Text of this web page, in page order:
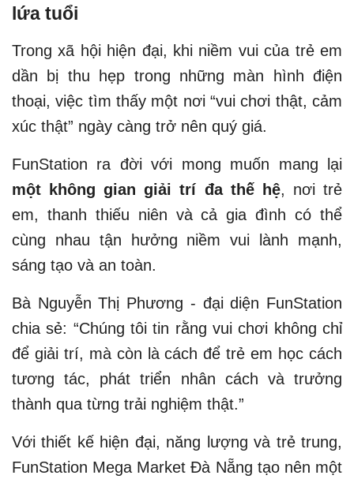
lứa tuổi
Trong xã hội hiện đại, khi niềm vui của trẻ em
dần bị thu hẹp trong những màn hình điện
thoại, việc tìm thấy một nơi “vui chơi thật, cảm
xúc thật” ngày càng trở nên quý giá.
FunStation ra đời với mong muốn mang lại
một không gian giải trí đa thế hệ, nơi trẻ
em, thanh thiếu niên và cả gia đình có thể
cùng nhau tận hưởng niềm vui lành mạnh,
sáng tạo và an toàn.
Bà Nguyễn Thị Phương - đại diện FunStation
chia sẻ: “Chúng tôi tin rằng vui chơi không chỉ
để giải trí, mà còn là cách để trẻ em học cách
tương tác, phát triển nhân cách và trưởng
thành qua từng trải nghiệm thật.”
Với thiết kế hiện đại, năng lượng và trẻ trung,
FunStation Mega Market Đà Nẵng tạo nên một